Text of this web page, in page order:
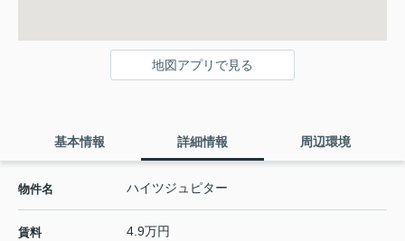
地図アプリで見る
基本情報 詳細情報 周辺環境
物件名 ハイツジュピター
賃料 4.9万円